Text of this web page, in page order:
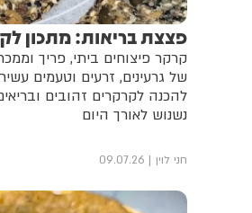
פצצת בריאות: מתכון
קרקר פיצוחים ביתי, פריך
של גרעינים, זרעים וטעמים
להכנה לקרקרים זהובים
נשנוש לאורך היום
חני לוין 09.07.26